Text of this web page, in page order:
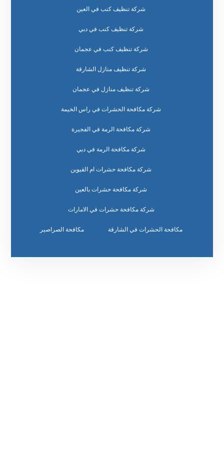
شركة تنظيف كنب في العين
شركة تنظيف كنب في دبي
شركة تنظيف كنب في عجمان
شركة تنظيف منازل الشارقة
شركة تنظيف منازل في عجمان
شركة مكافحة الحشرات في راس الخيمة
شركة مكافحة الرمة في الفجيرة
شركة مكافحة الرمة في دبي
شركة مكافحة حشرات ام القيوين
شركة مكافحة حشرات بالعين
شركة مكافحة حشرات في الامارات
مكافحة الحشرات في الشارقة مكافحة الصراصير